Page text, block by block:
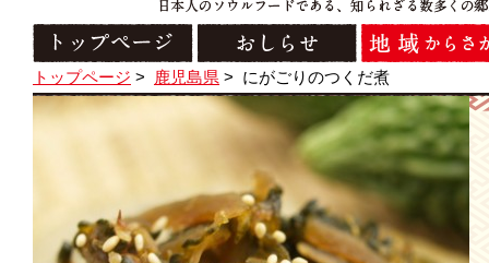
トップページ > 鹿児島県 > にがごりのつくだ煮